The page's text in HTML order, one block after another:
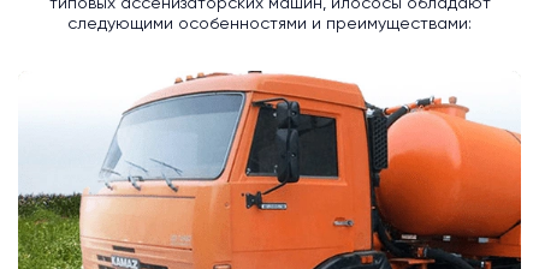
следующими особенностями и преимуществами: